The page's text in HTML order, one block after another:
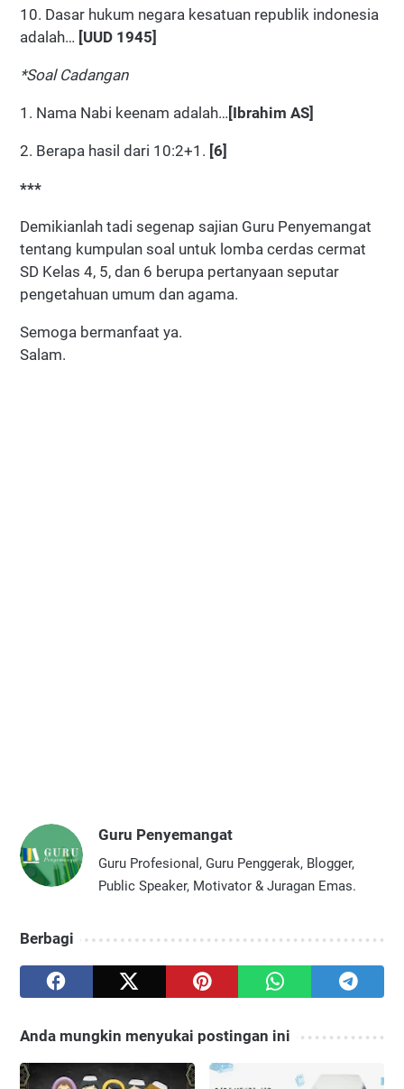
10. Dasar hukum negara kesatuan republik indonesia
adalah… [UUD 1945]
*Soal Cadangan
1. Nama Nabi keenam adalah… [Ibrahim AS]
2. Berapa hasil dari 10:2+1. [6]
***
Demikianlah tadi segenap sajian Guru Penyemangat
tentang kumpulan soal untuk lomba cerdas cermat
SD Kelas 4, 5, dan 6 berupa pertanyaan seputar
pengetahuan umum dan agama.
Semoga bermanfaat ya.
Salam.
Guru Penyemangat
Guru Profesional, Guru Penggerak, Blogger,
Public Speaker, Motivator & Juragan Emas.
Berbagi
Anda mungkin menyukai postingan ini